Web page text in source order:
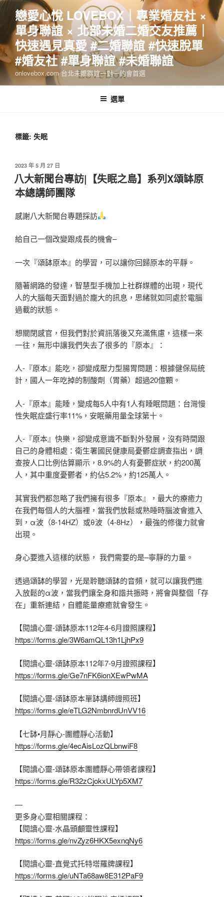
跳
主
要
內
容
戀愛心悅 LOVEBOX｜專業婚友社 ×
單身聯誼 × 北部未婚二婚交友推薦｜
快速遇見真愛 #二婚聯誼 #快速脫單
#婚友社 #單身聯誼 #未婚聯誼
onlovebox.com 台北未婚聯誼一對一約會首選
選單
標籤: 失眠
發
佈
於
2023 年 5 月 27 日
八大新聞台專訪|【失眠之島】系列X頌缽原
本總講師團隊
感謝八大新聞台專題採訪
給自己一個改變跟成長的機會–
一次『頌缽原本』的學習，可以讓你回歸原本的平靜。
隨著網路的發達，智慧型手機加上社群媒體的出現，現代
人的大腦每天面對過於龐大的訊息，思緒就如同處於電腦
過載的狀態。
想關閉感官，但我們對於資訊落後又充滿焦慮，這樣一來
一往，無形中讓我們失去了很多的『原本』：
人-『原本』能吃，卻變成壓力型腸胃問題：根據健保局統
計，國人一年吃掉的制酸劑（胃藥）超過20億顆。
人-『原本』能睡，變成每5人中有1人有睡眠問題：台灣慢
性失眠症盛行率11%，安眠藥用量全球第十。
人-『原本』快樂，卻變成意識不斷對外發展，沒有時間跟
自己的身體相處：衛生署國民健康局憂鬱症調查指出，調
查按人口比例估算顯示，8.9%的人有憂鬱症狀，約200萬
人，其中重度憂鬱者，約佔5.2%，約125萬人。
其實我們都忽略了我們擁有很多『原本』，最大的療癒力
在我們每個人的大腦裡，當我們放鬆或熟睡時腦波會進入
到，α波（8-14HZ）或θ波（4-8Hz），最強的修復力就會
出現。
身心要進入這樣的狀態， 我們需要的是–寧靜的力量。
透過頌缽的學習，光是聆聽頌缽的音頻，就可以讓我們進
入放鬆的α波，當我們讓全身和諧共振時，將會與整個「存
在」重新連結，自體能量療癒就會發生。
【閱讀心靈-頌缽原本112年4-6月證照課程】
https://forms.gle/3W6amQL13h1LjhPx9
【閱讀心靈-頌缽原本112年7-9月證照課程】
https://forms.gle/Ge7nFK6ionXEwPwMA
【閱讀心靈-頌缽原本單缽講師證照班】
https://forms.gle/eTLG2NmbnrdUnVV16
【七缽•月靜心-團體靜心活動】
https://forms.gle/4ecAisLozQLbnwiF8
【閱讀心靈-頌缽原本團體靜心帶領者課程】
https://forms.gle/R32zCjokxULYp5XM7
—
更多身心靈相關課程：
【閱讀心靈-水晶頭顱靈性課程】
https://forms.gle/nvZyz6HKX5exnqNy6
【閱讀心靈-直覺式托特塔羅牌課程】
https://forms.gle/uNTa68aw8E312PaF9